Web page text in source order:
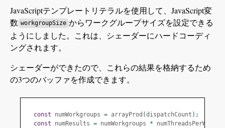
JavaScriptテンプレートリテラルを使用して、JavaScript変
数 workgroupSize からワークグループサイズを設定できる
ようにしました。これは、シェーダーにハードコーディ
ングされます。
シェーダーができたので、これらの結果を格納するため
の3つのバッファを作成できます。
const numWorkgroups = arrayProd (dispatchCount );
const numResults = numWorkgroups *